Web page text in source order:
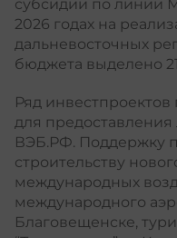
субсидии по линии
2026 годах на
дальневосточных
бюджета выделено
Ряд
для
ВЭБ.РФ. Поддержку
строительству
международных
международного
Благовещенске,